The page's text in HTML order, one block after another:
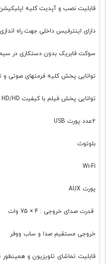
قابلیت نصب و آپدیت کلیه
دارای اینترفیس داخلی جهت راه
سوکت فابریک بدون دستکاری در
توانایی پخش کلیه فرمتهای صوتی و
توانایی پخش فیلم با کیفیت FULL HD/HD
2عدد پورت USB
بلوتوث
Wi-Fi
پورت AUX
قدرت صدای خروجی : 4 × 75 وات
خروجی مستقیم صدا و ساب ووفر
قابلیت تماشای تلویزیون و همینطور